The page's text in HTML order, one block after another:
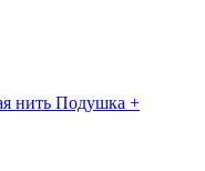
нить Подушка +